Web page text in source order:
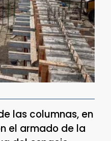
las columnas, en
el armado de la